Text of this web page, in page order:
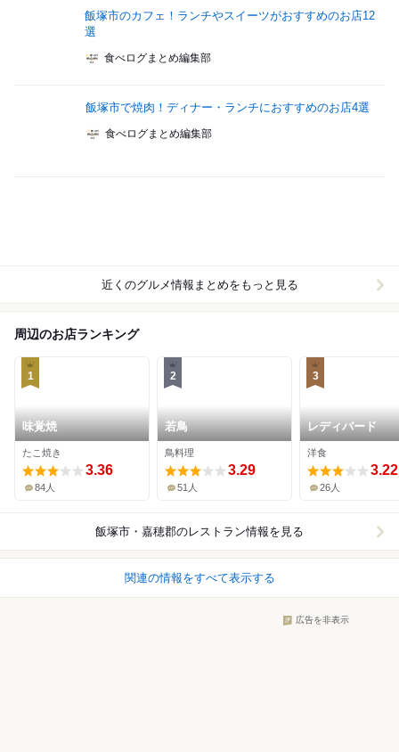
飯塚市のカフェ！ランチやスイーツがおすすめのお店12
選
食べログまとめ編集部
飯塚市で焼肉！ディナー・ランチにおすすめのお店4選
食べログまとめ編集部
近くのグルメ情報まとめをもっと見る
周辺のお店ランキング
1
味覚焼
たこ焼き
3.36
84人
2
若鳥
鳥料理
3.29
51人
3
レディバード
洋食
3.22
26人
飯塚市・嘉穂郡のレストラン情報を見る
関連の情報をすべて表示する
広告を非表示